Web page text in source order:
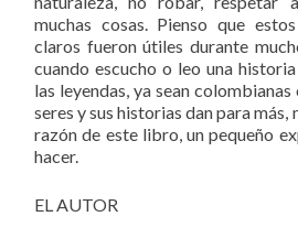
muchas cosas. Pienso que
claros fueron útiles durante
cuando escucho o leo una
las leyendas, ya sean
seres y sus historias dan para más,
razón de este libro, un pequeño
hacer.
EL AUTOR